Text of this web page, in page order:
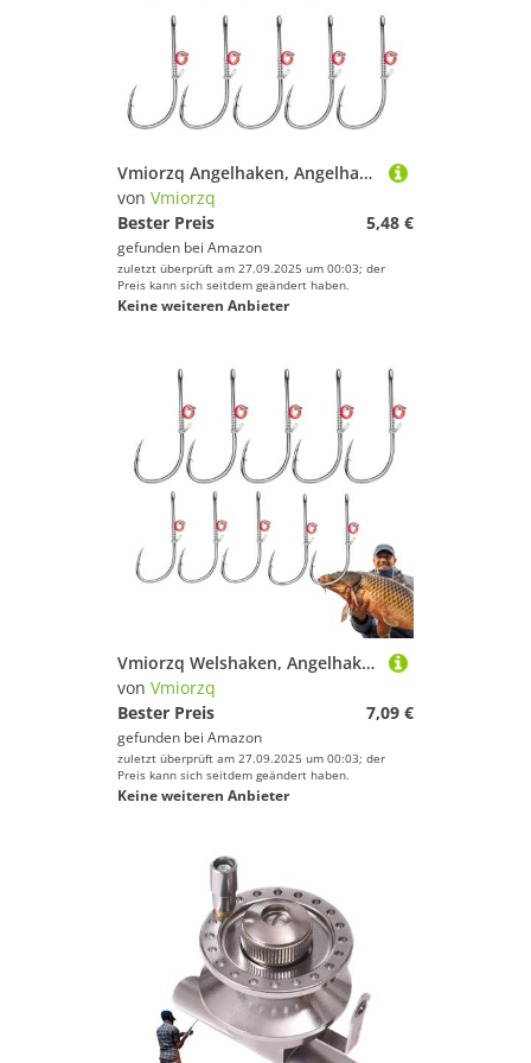
Vmiorzq Angelhaken, Angelhaken Salzwasser | Haken in Box | aus Kohlenstoffstahl mit Widerhaken und Löchern für Sunfish Small Bass
von Vmiorzq
Bester Preis
5,48 €
gefunden bei Amazon
zuletzt überprüft am 27.09.2025 um 00:03; der
Preis kann sich seitdem geändert haben.
Keine weiteren Anbieter
Vmiorzq Welshaken, Angelhaken,Haken in Box | Angelhaken für lebende Köder, Salzwasser, Kohlenstoffstahl, mit Widerhaken und Löchern für Süßwasser
von Vmiorzq
Bester Preis
7,09 €
gefunden bei Amazon
zuletzt überprüft am 27.09.2025 um 00:03; der
Preis kann sich seitdem geändert haben.
Keine weiteren Anbieter